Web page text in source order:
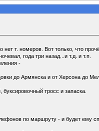
т. номеров. Вот только, что
года три назад...и т.д. и т.п.
-
до Армянска и от Херсона до
тросс и запаска.
по маршруту - и будет ему